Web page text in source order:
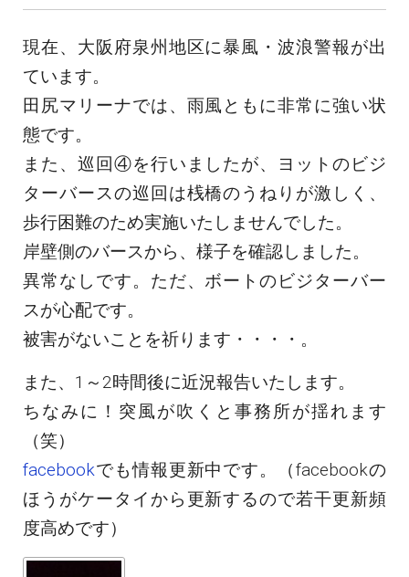
現在、大阪府泉州地区に暴風・波浪警報が出
ています。
田尻マリーナでは、雨風ともに非常に強い状
態です。
また、巡回④を行いましたが、ヨットのビジ
ターバースの巡回は桟橋のうねりが激しく、
歩行困難のため実施いたしませんでした。
岸壁側のバースから、様子を確認しました。
異常なしです。ただ、ボートのビジターバー
スが心配です。
被害がないことを祈ります・・・・。
また、1～2時間後に近況報告いたします。
ちなみに！突風が吹くと事務所が揺れます
（笑）
facebookでも情報更新中です。（facebookの
ほうがケータイから更新するので若干更新頻
度高めです）